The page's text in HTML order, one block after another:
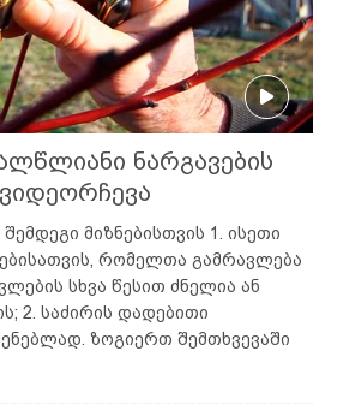
ნარგავების
მიზნებისთვის 1. ისეთი
რომელთა გამრავლება
სხვა წესით ძნელია ან
2. საძირის დადებითი
ზოგიერთ შემთხვევაში